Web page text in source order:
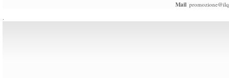
Mail
.